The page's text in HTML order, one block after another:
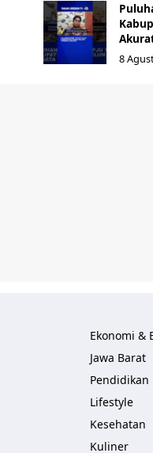
8
Ekonomi &
Jawa Barat
Pendidikan
Lifestyle
Kesehatan
Kuliner